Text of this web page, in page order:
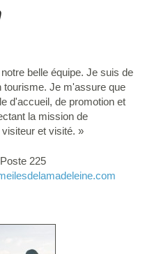
belle équipe. Je suis de
tourisme. Je m'assure que
d'accueil, de promotion et
la mission de
et visité. »
225